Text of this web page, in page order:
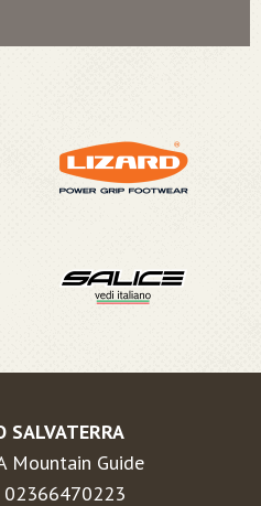
SALVATERRA
Mountain Guide
02366470223